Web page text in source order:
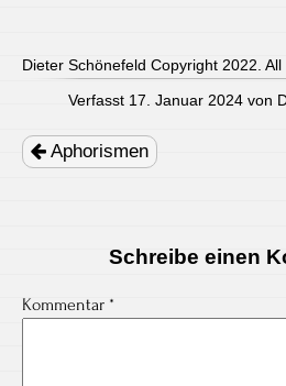
Dieter Schönefeld Copyright 2022. All
Verfasst 17. Januar 2024 von
navigation
Aphorismen
Schreibe einen
Kommentar *